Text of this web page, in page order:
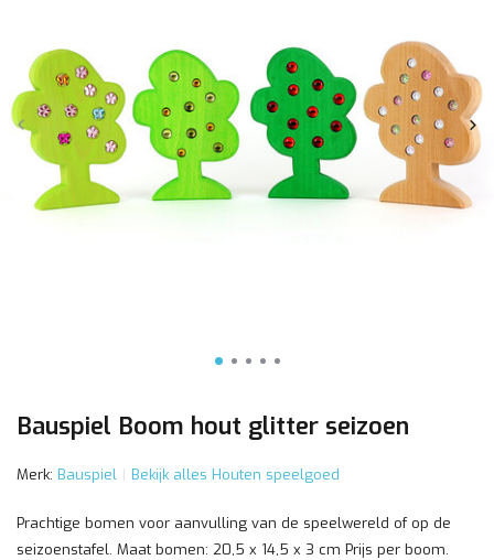
Bauspiel Boom hout glitter seizoen
Merk: Bauspiel Bekijk alles Houten speelgoed
Prachtige bomen voor aanvulling van de speelwereld of op de
seizoenstafel. Maat bomen: 20,5 x 14,5 x 3 cm Prijs per boom.